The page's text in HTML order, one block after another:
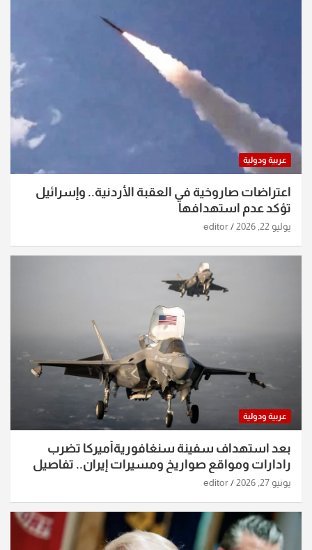
عربية ودولية
اعتراضات صاروخية في العقبة الأردنية.. وإسرائيل
تؤكد عدم استهدافها
يوليو 22, 2026 editor
عربية ودولية
بعد استهداف سفينة سنغافوريةأميركا تضرب
رادارات ومواقع صواريخ ومسيرات إيران.. تفاصيل
الساعات الماضية
يونيو 27, 2026 editor